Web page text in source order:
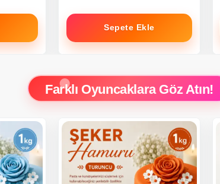
Sepete Ekle
Farklı Oyuncaklara Göz Atın!